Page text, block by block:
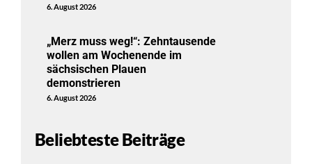
6. August 2026
„Merz muss weg!“: Zehntausende
wollen am Wochenende im
sächsischen Plauen
demonstrieren
6. August 2026
Beliebteste Beiträge